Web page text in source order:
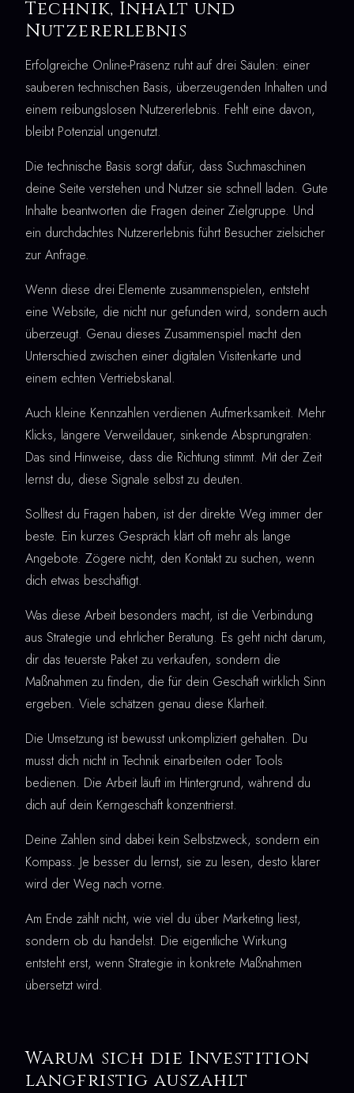
Technik, Inhalt und
Nutzererlebnis
Erfolgreiche Online-Präsenz ruht auf drei Säulen: einer
sauberen technischen Basis, überzeugenden Inhalten und
einem reibungslosen Nutzererlebnis. Fehlt eine davon,
bleibt Potenzial ungenutzt.
Die technische Basis sorgt dafür, dass Suchmaschinen
deine Seite verstehen und Nutzer sie schnell laden. Gute
Inhalte beantworten die Fragen deiner Zielgruppe. Und
ein durchdachtes Nutzererlebnis führt Besucher zielsicher
zur Anfrage.
Wenn diese drei Elemente zusammenspielen, entsteht
eine Website, die nicht nur gefunden wird, sondern auch
überzeugt. Genau dieses Zusammenspiel macht den
Unterschied zwischen einer digitalen Visitenkarte und
einem echten Vertriebskanal.
Auch kleine Kennzahlen verdienen Aufmerksamkeit. Mehr
Klicks, längere Verweildauer, sinkende Absprungraten:
Das sind Hinweise, dass die Richtung stimmt. Mit der Zeit
lernst du, diese Signale selbst zu deuten.
Solltest du Fragen haben, ist der direkte Weg immer der
beste. Ein kurzes Gespräch klärt oft mehr als lange
Angebote. Zögere nicht, den Kontakt zu suchen, wenn
dich etwas beschäftigt.
Was diese Arbeit besonders macht, ist die Verbindung
aus Strategie und ehrlicher Beratung. Es geht nicht darum,
dir das teuerste Paket zu verkaufen, sondern die
Maßnahmen zu finden, die für dein Geschäft wirklich Sinn
ergeben. Viele schätzen genau diese Klarheit.
Die Umsetzung ist bewusst unkompliziert gehalten. Du
musst dich nicht in Technik einarbeiten oder Tools
bedienen. Die Arbeit läuft im Hintergrund, während du
dich auf dein Kerngeschäft konzentrierst.
Deine Zahlen sind dabei kein Selbstzweck, sondern ein
Kompass. Je besser du lernst, sie zu lesen, desto klarer
wird der Weg nach vorne.
Am Ende zählt nicht, wie viel du über Marketing liest,
sondern ob du handelst. Die eigentliche Wirkung
entsteht erst, wenn Strategie in konkrete Maßnahmen
übersetzt wird.
Warum sich die Investition
langfristig auszahlt